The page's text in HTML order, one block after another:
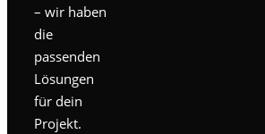
– wir haben
die
passenden
Lösungen
für dein
Projekt.